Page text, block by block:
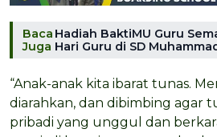
Baca
Juga
Hadiah BaktiMU Guru
Hari Guru di SD
“Anak-anak kita ibarat tunas.
diarahkan, dan dibimbing agar
pribadi yang unggul dan